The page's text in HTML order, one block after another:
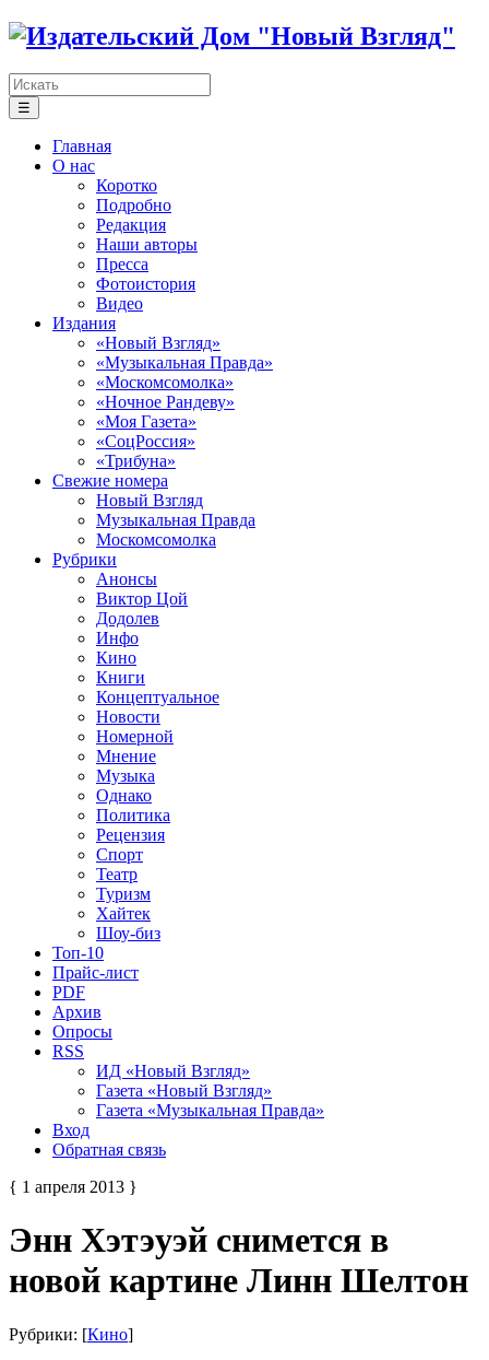
☰
Главная
О нас
Коротко
Подробно
Редакция
Наши авторы
Пресса
Фотоистория
Видео
Издания
«Новый Взгляд»
«Музыкальная Правда»
«Москомсомолка»
«Ночное Рандеву»
«Моя Газета»
«СоцРоссия»
«Трибуна»
Свежие номера
Новый Взгляд
Музыкальная Правда
Москомсомолка
Рубрики
Анонсы
Виктор Цой
Додолев
Инфо
Кино
Книги
Концептуальное
Новости
Номерной
Мнение
Музыка
Однако
Политика
Рецензия
Спорт
Театр
Туризм
Хайтек
Шоу-биз
Топ-10
Прайс-лист
PDF
Архив
Опросы
RSS
ИД «Новый Взгляд»
Газета «Новый Взгляд»
Газета «Музыкальная Правда»
Вход
Обратная связь
{ 1 апреля 2013 }
Энн Хэтэуэй снимется в
новой картине Линн Шелтон
Рубрики: [Кино]